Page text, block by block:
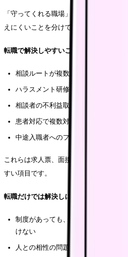
「守ってくれる職場」を求めて転職す
えにくいことを分けて考えましょう。
転職で解決しやすいこと
相談ルートが複数ある職場へ移ること
ハラスメント研修や対応フローが明
相談者の不利益取り扱いを禁止する
患者対応で複数対応・上長介入が機
中途入職者へのフォローがある職場
これらは求人票、面接、職場見学、紹
すい項目です。
転職だけでは解決しにくいこと
制度があっても、実際に機能してい
けない
人との相性の問題は、どの職場でも